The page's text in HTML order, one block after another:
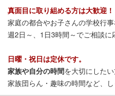
真面目に取り組める方は大歓迎！
家庭の都合やお子さんの学校行事
週2日～、1日3時間～でご相談に
日曜・祝日は定休です。
家族や自分の時間を大切にしたい
家族団らん・趣味の時間など、